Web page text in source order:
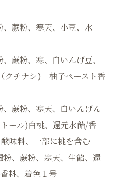
蕨粉、寒天、小豆、水
蕨粉、寒、白いんげ豆、
クチナシ) 柚子ペースト香
、蕨粉、寒天、白いんげん
ール)白桃、還元水飴/香
味料、一部に桃を含む
、蕨粉、寒天、生餡、還
料、着色１号